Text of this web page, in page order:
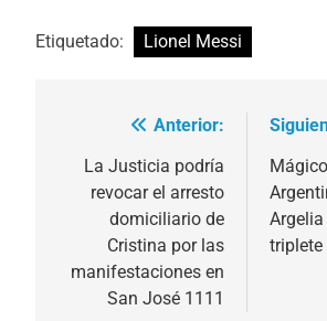
Etiquetado: Lionel Messi
Navegación
de
entradas
Anterior:
La Justicia podría
revocar el arresto
domiciliario de
Cristina por las
manifestaciones en
San José 1111
triplete